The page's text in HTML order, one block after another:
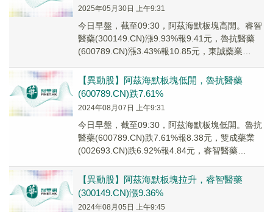
2025年05月30日 上午9:31
今日早盤，截至09:30，阿茲海默板塊高開。睿智
醫藥(300149.CN)漲9.93%報9.41元，魯抗醫藥
(600789.CN)漲3.43%報10.85元，東誠藥業
【異動股】阿茲海默板塊低開，魯抗醫藥
(600789.CN)跌7.61%
2024年08月07日 上午9:31
今日早盤，截至09:30，阿茲海默板塊低開。魯抗
醫藥(600789.CN)跌7.61%報8.38元，雙成藥業
(002693.CN)跌6.92%報4.84元，睿智醫藥
【異動股】阿茲海默板塊拉升，睿智醫藥
(300149.CN)漲9.36%
2024年08月05日 上午9:45